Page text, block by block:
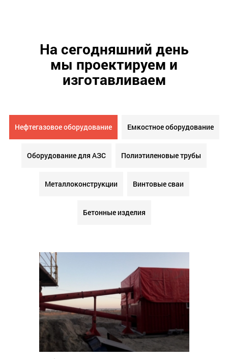
На сегодняшний день
мы проектируем и
изготавливаем
Нефтегазовое оборудование Емкостное оборудование
Оборудование для АЗС Полиэтиленовые трубы
Металлоконструкции Винтовые сваи
Бетонные изделия